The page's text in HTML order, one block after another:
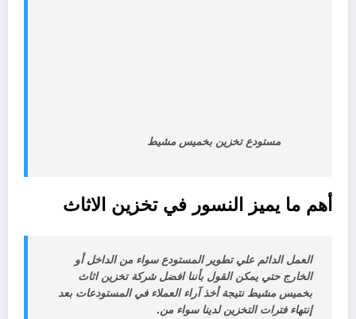
مستودع تخزين بخميس مشيط
أهم ما يميز النسور في تخزين الاثاث
العمل الدائم علي تطوير المستودع سواء من الداخل أو
الخارج حتي يمكن القول بأننا افضل شركة تخزين اثاث
بخميس مشيط نتيجة أخذ آراء العملاء في المستودعات بعد
إنتهاء فترات التخزين لدينا سواء من.